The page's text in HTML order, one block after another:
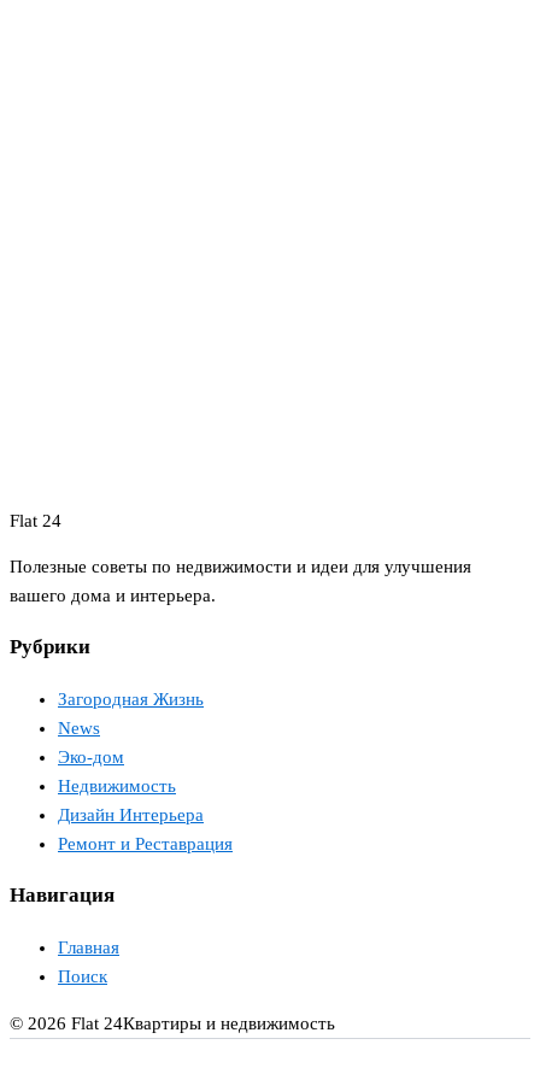
Flat 24
Полезные советы по недвижимости и идеи для улучшения
вашего дома и интерьера.
Рубрики
Загородная Жизнь
News
Эко-дом
Недвижимость
Дизайн Интерьера
Ремонт и Реставрация
Навигация
Главная
Поиск
© 2026 Flat 24Квартиры и недвижимость